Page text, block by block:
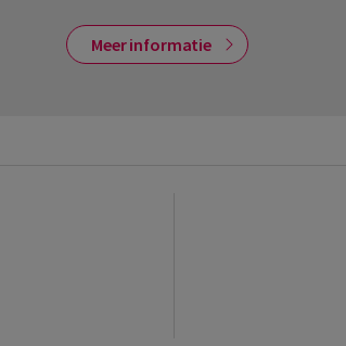
Meer informatie